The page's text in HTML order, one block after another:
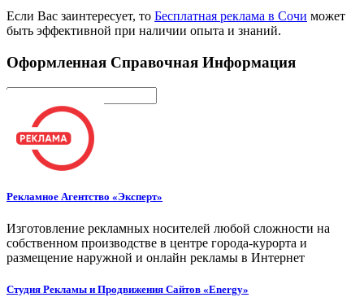
Поиск
Если Вас заинтересует, то Бесплатная реклама в Сочи может
быть эффективной при наличии опыта и знаний.
Оформленная Справочная Информация
Рекламное Агентство «Эксперт»
Изготовление рекламных носителей любой сложности на
собственном производстве в центре города-курорта и
размещение наружной и онлайн рекламы в Интернет
Студия Рекламы и Продвижения Сайтов «Energy»